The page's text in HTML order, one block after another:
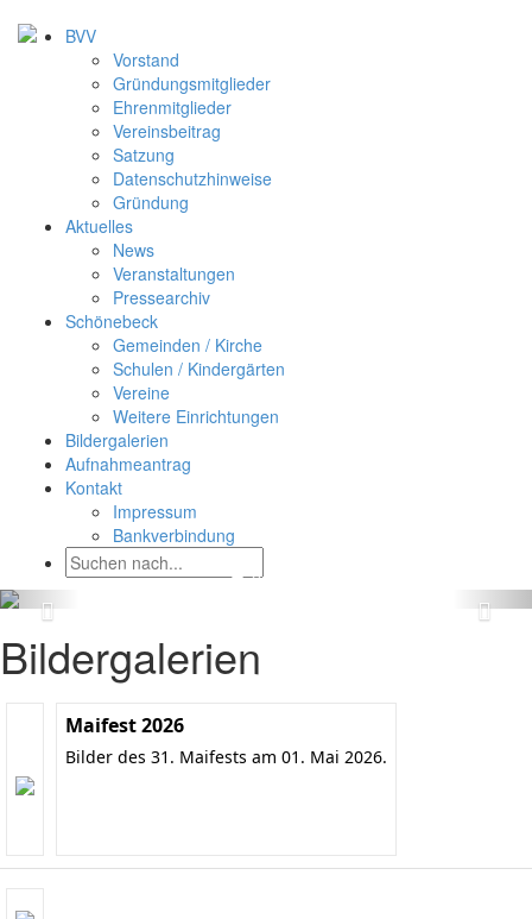
BVV
Vorstand
Gründungsmitglieder
Ehrenmitglieder
Vereinsbeitrag
Satzung
Datenschutzhinweise
Gründung
Aktuelles
News
Veranstaltungen
Pressearchiv
Schönebeck
Gemeinden / Kirche
Schulen / Kindergärten
Vereine
Weitere Einrichtungen
Bildergalerien
Aufnahmeantrag
Kontakt
Impressum
Bankverbindung
Bildergalerien
Maifest 2026
Bilder des 31. Maifests am 01. Mai 2026.